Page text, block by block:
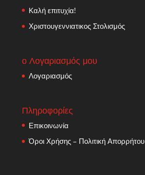
Καλή επιτυχία!
Χριστουγεννιατικος Στολισμός
ο Λογαριασμός μου
Λογαριασμός
Πληροφορίες
Επικοινωνία
Όροι Χρήσης – Πολιτική Απορρήτου